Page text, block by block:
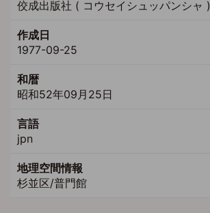
佼成出版社 ( コウセイシュッパンシャ )
作成日
1977-09-25
和暦
昭和52年09月25日
言語
jpn
地理空間情報
杉並区/普門館